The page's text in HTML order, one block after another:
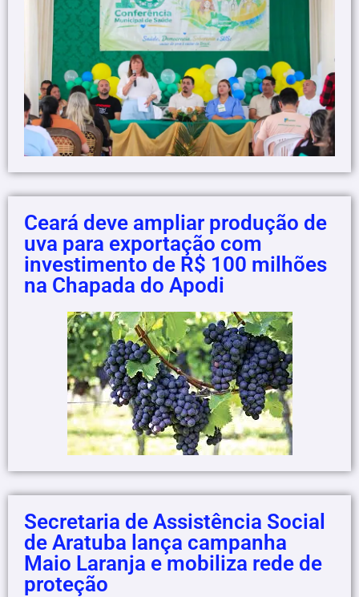
Ceará deve ampliar produção de
uva para exportação com
investimento de R$ 100 milhões
na Chapada do Apodi
Secretaria de Assistência Social
de Aratuba lança campanha
Maio Laranja e mobiliza rede de
proteção